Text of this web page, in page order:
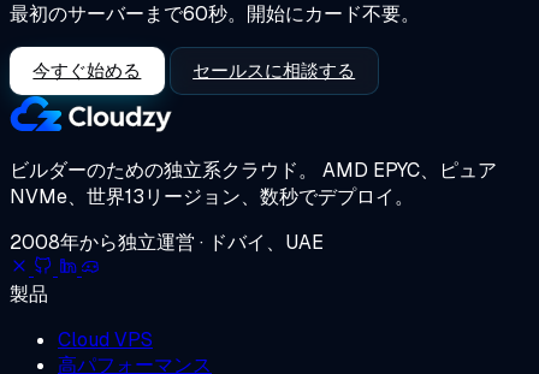
最初のサーバーまで60秒。開始にカード不要。
今すぐ始める セールスに相談する
ビルダーのための独立系クラウド。 AMD EPYC、ピュア
NVMe、世界13リージョン、数秒でデプロイ。
2008年から独立運営 · ドバイ、UAE
製品
Cloud VPS
高パフォーマンス